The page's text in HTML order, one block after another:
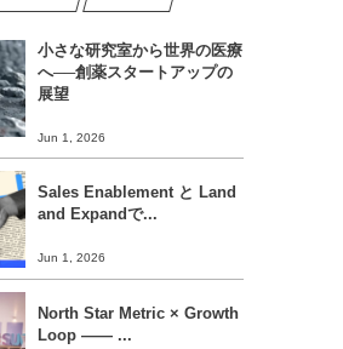
小さな研究室から世界の医療
へ──創薬スタートアップの
展望
Jun 1, 2026
Sales Enablement と Land
and Expandで...
Jun 1, 2026
North Star Metric × Growth
Loop ―― ...